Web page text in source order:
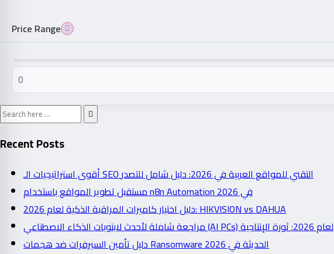
Price Range
Recent Posts
أقوى استراتيجيات الـ SEO التقني للمواقع العربية في 2026: دليل شامل للتصدر
مستقبل تطوير المواقع باستخدام n8n Automation في 2026
دليل اختيار كاميرات المراقبة الذكية لعام 2026: HIKVISION vs DAHUA
مراجعة شاملة لأحدث لابتوبات الذكاء الاصطناعي (AI PCs) لعام 2026: ثورة الإنتاجية
دليل تأمين السيرفرات ضد هجمات Ransomware الحديثة في 2026